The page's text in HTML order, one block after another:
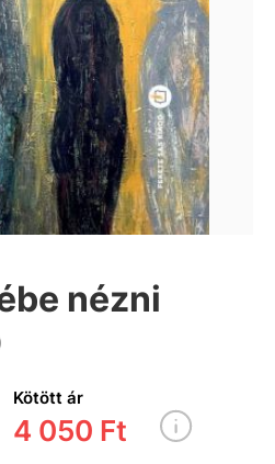
nézni
Kötött ár
4 050 Ft